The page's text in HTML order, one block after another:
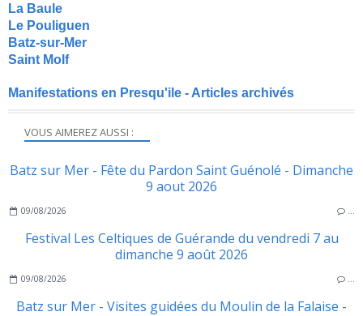
VOUS AIMEREZ AUSSI :
Batz sur Mer - Fête du Pardon Saint Guénolé - Dimanche
9 aout 2026
09/08/2026 …
Festival Les Celtiques de Guérande du vendredi 7 au
dimanche 9 août 2026
09/08/2026 …
Batz sur Mer - Visites guidées du Moulin de la Falaise -
La Baule
Le Pouliguen
Batz-sur-Mer
Saint Molf
Manifestations en Presqu'ile - Articles archivés